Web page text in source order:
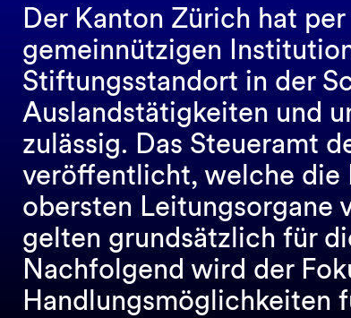
Der Kanton Zürich hat
gemeinnützigen
Stiftungsstandort in der
Auslandstätigkeiten und
zulässig. Das Steueramt
veröffentlicht, welche die
obersten Leitungsorgane
gelten grundsätzlich für
Nachfolgend wird der
Handlungsmöglichkeiten